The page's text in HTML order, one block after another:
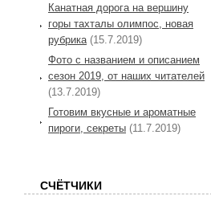
Канатная дорога на вершину
горы тахталы олимпос, новая
рубрика (15.7.2019)
Фото с названием и описанием
сезон 2019, от наших читателей
(13.7.2019)
Готовим вкусные и ароматные
пироги, секреты (11.7.2019)
СЧЁТЧИКИ